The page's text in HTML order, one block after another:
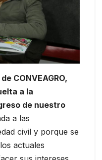
CONVEAGRO,
a la
de nuestro
a las
civil y porque se
actuales